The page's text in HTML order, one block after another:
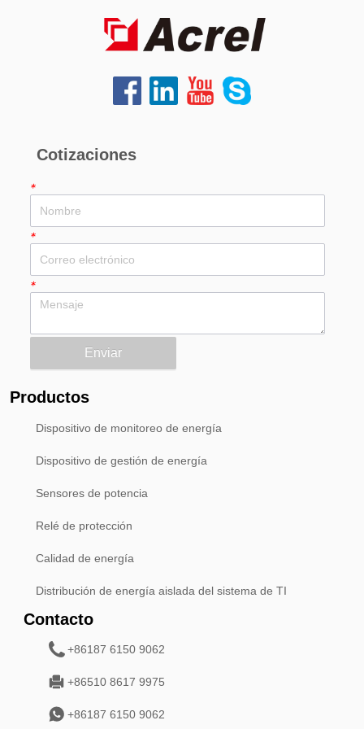
Cotizaciones
*
*
*
Enviar
Productos
Dispositivo de monitoreo de energía
Dispositivo de gestión de energía
Sensores de potencia
Relé de protección
Calidad de energía
Distribución de energía aislada del sistema de TI
Contacto
+86187 6150 9062
+86510 8617 9975
+86187 6150 9062